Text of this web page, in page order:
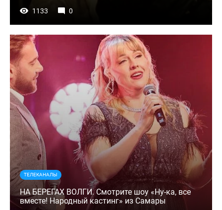
1133 0
ТЕЛЕКАНАЛЫ
НА БЕРЕГАХ ВОЛГИ. Смотрите шоу «Ну-ка, все
вместе! Народный кастинг» из Самары